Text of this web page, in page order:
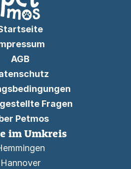
AGB
Fragen
Petmos
im Umkreis
Hannover